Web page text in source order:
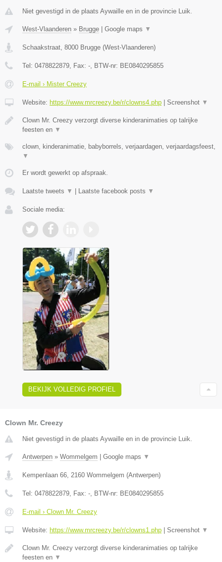
Niet gevestigd in de plaats Aywaille en in de provincie Luik.
West-Vlaanderen » Brugge Google maps ▼
Schaakstraat, 8000 Brugge (West-Vlaanderen)
Tel: 0478822879, Fax: -, BTW-nr: BE0840295855
E-mail › Mister Creezy
Website: https://www.mrcreezy.be/r/clowns4.php Screenshot ▼
Clown Mr. Creezy verzorgt diverse kinderanimaties op talrijke
feesten en ▼
clown, kinderanimatie, babyborrels, verjaardagen, verjaardagsfeest,
▼
Er wordt gewerkt op afspraak.
Laatste tweets ▼ Laatste facebook posts ▼
Sociale media:
BEKIJK VOLLEDIG PROFIEL
Clown Mr. Creezy
Niet gevestigd in de plaats Aywaille en in de provincie Luik.
Antwerpen » Wommelgem Google maps ▼
Kempenlaan 66, 2160 Wommelgem (Antwerpen)
Tel: 0478822879, Fax: -, BTW-nr: BE0840295855
E-mail › Clown Mr. Creezy
Website: https://www.mrcreezy.be/r/clowns1.php Screenshot ▼
Clown Mr. Creezy verzorgt diverse kinderanimaties op talrijke
feesten en ▼